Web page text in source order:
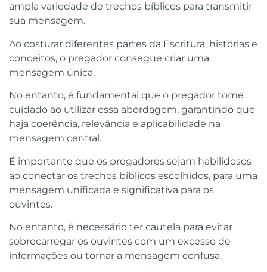
ampla variedade de trechos bíblicos para transmitir
sua mensagem.
Ao costurar diferentes partes da Escritura, histórias e
conceitos, o pregador consegue criar uma
mensagem única.
No entanto, é fundamental que o pregador tome
cuidado ao utilizar essa abordagem, garantindo que
haja coerência, relevância e aplicabilidade na
mensagem central.
É importante que os pregadores sejam habilidosos
ao conectar os trechos bíblicos escolhidos, para uma
mensagem unificada e significativa para os
ouvintes.
No entanto, é necessário ter cautela para evitar
sobrecarregar os ouvintes com um excesso de
informações ou tornar a mensagem confusa.